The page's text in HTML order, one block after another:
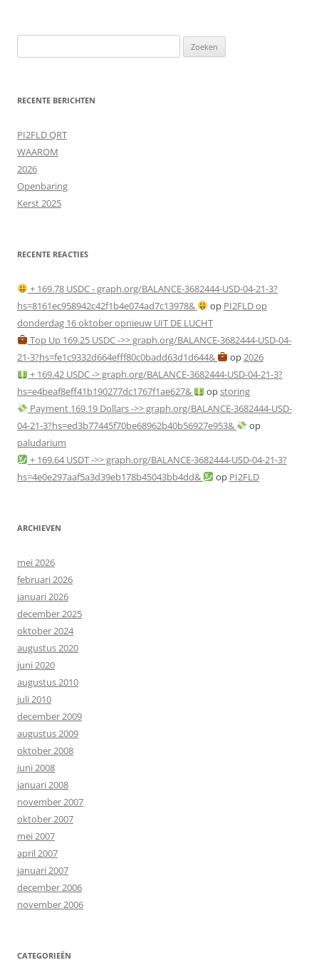
naar:
RECENTE BERICHTEN
PI2FLD QRT
WAAROM
2026
Openbaring
Kerst 2025
RECENTE REACTIES
+ 169.78 USDC - graph.org/BALANCE-3682444-USD-04-21-3?
hs=8161ec958942c42f1b4e074ad7c13978&
op PI2FLD op
donderdag 16 oktober opnieuw UIT DE LUCHT
Top Up 169.25 USDC ->> graph.org/BALANCE-3682444-USD-04-
21-3?hs=fe1c9332d664efff80c0badd63d1d644&
op2026
+ 169.42 USDC -> graph.org/BALANCE-3682444-USD-04-21-3?
hs=e4beaf8eff41b190277dc1767f1ae627&
opstoring
Payment 169.19 Dollars ->> graph.org/BALANCE-3682444-USD-
04-21-3?hs=ed3b77445f70be68962b40b56927e953&
op
paludarium
+ 169.64 USDT ->> graph.org/BALANCE-3682444-USD-04-21-3?
hs=4e0e297aaf5a3d39eb178b45043bb4dd&
op PI2FLD
ARCHIEVEN
mei 2026
februari 2026
januari 2026
december 2025
oktober 2024
augustus 2020
juni 2020
augustus 2010
juli 2010
december 2009
augustus 2009
oktober 2008
juni 2008
januari 2008
november 2007
oktober 2007
mei 2007
april 2007
januari 2007
december 2006
november 2006
CATEGORIEËN